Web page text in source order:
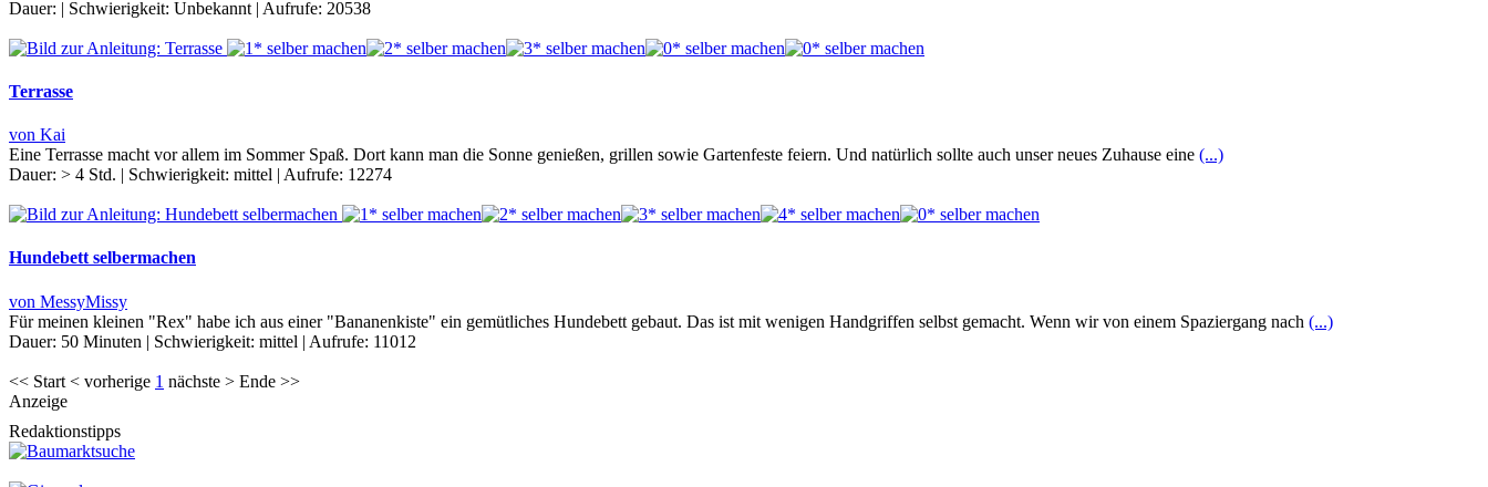
Dauer: | Schwierigkeit: Unbekannt | Aufrufe: 20538
Terrasse
von Kai
Eine Terrasse macht vor allem im Sommer Spaß. Dort kann man die Sonne genießen, grillen sowie Gartenfeste feiern. Und natürlich sollte auch unser neues Zuhause eine (...)
Dauer: > 4 Std. | Schwierigkeit: mittel | Aufrufe: 12274
Hundebett selbermachen
von MessyMissy
Für meinen kleinen "Rex" habe ich aus einer "Bananenkiste" ein gemütliches Hundebett gebaut. Das ist mit wenigen Handgriffen selbst gemacht. Wenn wir von einem Spaziergang nach (...)
Dauer: 50 Minuten | Schwierigkeit: mittel | Aufrufe: 11012
<< Start < vorherige 1 nächste > Ende >>
Anzeige
Redaktionstipps